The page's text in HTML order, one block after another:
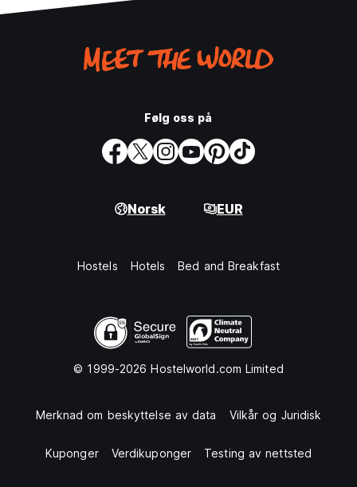
Følg oss på
Norsk EUR
Hostels Hotels Bed and Breakfast
© 1999-2026 Hostelworld.com Limited
Merknad om beskyttelse av data Vilkår og Juridisk
Kuponger Verdikuponger Testing av nettsted